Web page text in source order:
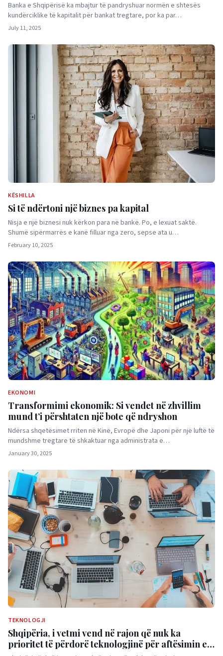
Banka e Shqipërisë ka mbajtur të pandryshuar normën e shtesës
kundërciklike të kapitalit për bankat tregtare, por ka par…
July 11, 2025
KËSHILLA
Si të ndërtoni një biznes pa kapital
Nisja e një biznesi nuk kërkon para në bankë. Po, e lexuat saktë.
Shumë sipërmarrës e kanë filluar nga zero, sepse ata u…
February 10, 2025
EKONOMI
Transformimi ekonomik: Si vendet në zhvillim
mund t’i përshtaten një bote që ndryshon
Ndërsa shqetësimet rriten në Kinë, Evropë dhe Japoni për një luftë të
mundshme tregtare të shkaktuar nga administrata e…
January 30, 2025
TEKNOLOGJI
Shqipëria, i vetmi vend në rajon që nuk ka
prioritet të përdorë teknologjinë për aftësimin e